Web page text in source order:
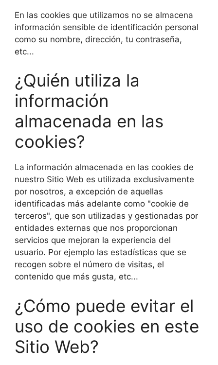
En las cookies que utilizamos no se almacena
información sensible de identificación personal
como su nombre, dirección, tu contraseña,
etc...
¿Quién utiliza la
información
almacenada en las
cookies?
La información almacenada en las cookies de
nuestro Sitio Web es utilizada exclusivamente
por nosotros, a excepción de aquellas
identificadas más adelante como "cookie de
terceros", que son utilizadas y gestionadas por
entidades externas que nos proporcionan
servicios que mejoran la experiencia del
usuario. Por ejemplo las estadísticas que se
recogen sobre el número de visitas, el
contenido que más gusta, etc...
¿Cómo puede evitar el
uso de cookies en este
Sitio Web?